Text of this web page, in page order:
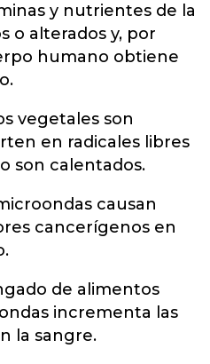
y nutrientes de la
o alterados y, por
humano obtiene
vegetales son
en radicales libres
son calentados.
causan
cancerígenos en
de alimentos
incrementa las
la sangre.